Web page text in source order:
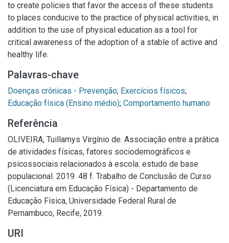
to create policies that favor the access of these students
to places conducive to the practice of physical activities, in
addition to the use of physical education as a tool for
critical awareness of the adoption of a stable of active and
healthy life.
Palavras-chave
Doenças crônicas - Prevenção; Exercícios físicos;
Educação física (Ensino médio); Comportamento humano
Referência
OLIVEIRA, Tuillamys Virgínio de. Associação entre a prática
de atividades físicas, fatores sociodemográficos e
psicossociais relacionados à escola: estudo de base
populacional. 2019. 48 f. Trabalho de Conclusão de Curso
(Licenciatura em Educação Física) - Departamento de
Educação Física, Universidade Federal Rural de
Pernambuco, Recife, 2019.
URI